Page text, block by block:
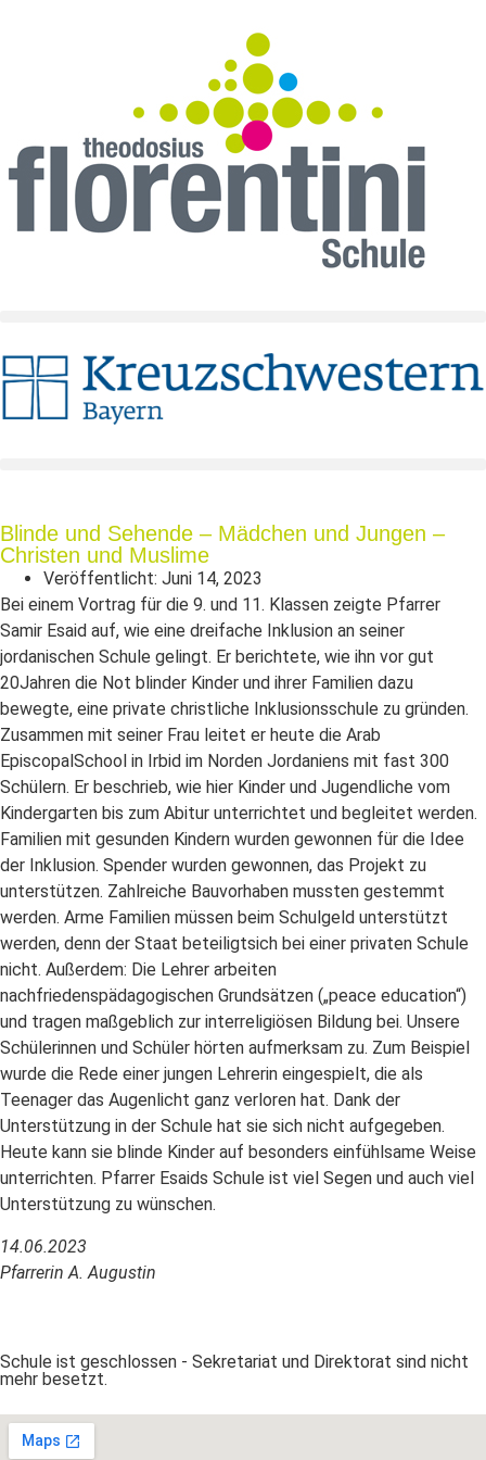
Blinde und Sehende – Mädchen und Jungen –
Christen und Muslime
Veröffentlicht: Juni 14, 2023
Bei einem Vortrag für die 9. und 11. Klassen zeigte Pfarrer
Samir Esaid auf, wie eine dreifache Inklusion an seiner
jordanischen Schule gelingt. Er berichtete, wie ihn vor gut
20Jahren die Not blinder Kinder und ihrer Familien dazu
bewegte, eine private christliche Inklusionsschule zu gründen.
Zusammen mit seiner Frau leitet er heute die Arab
EpiscopalSchool in Irbid im Norden Jordaniens mit fast 300
Schülern. Er beschrieb, wie hier Kinder und Jugendliche vom
Kindergarten bis zum Abitur unterrichtet und begleitet werden.
Familien mit gesunden Kindern wurden gewonnen für die Idee
der Inklusion. Spender wurden gewonnen, das Projekt zu
unterstützen. Zahlreiche Bauvorhaben mussten gestemmt
werden. Arme Familien müssen beim Schulgeld unterstützt
werden, denn der Staat beteiligtsich bei einer privaten Schule
nicht. Außerdem: Die Lehrer arbeiten
nachfriedenspädagogischen Grundsätzen („peace education“)
und tragen maßgeblich zur interreligiösen Bildung bei. Unsere
Schülerinnen und Schüler hörten aufmerksam zu. Zum Beispiel
wurde die Rede einer jungen Lehrerin eingespielt, die als
Teenager das Augenlicht ganz verloren hat. Dank der
Unterstützung in der Schule hat sie sich nicht aufgegeben.
Heute kann sie blinde Kinder auf besonders einfühlsame Weise
unterrichten. Pfarrer Esaids Schule ist viel Segen und auch viel
Unterstützung zu wünschen.
14.06.2023
Pfarrerin A. Augustin
Schule ist geschlossen - Sekretariat und Direktorat sind nicht
mehr besetzt.